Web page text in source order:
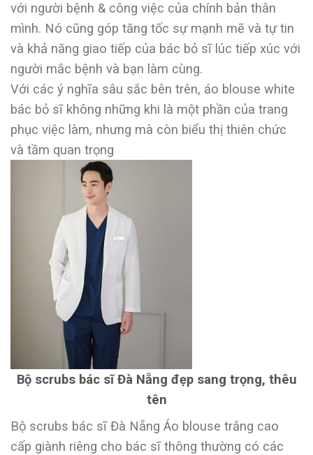
với người bệnh & công việc của chính bản thân
mình. Nó cũng góp tăng tốc sự mạnh mẽ và tự tin
và khả năng giao tiếp của bác bỏ sĩ lúc tiếp xúc với
người mắc bệnh và bạn làm cùng.
Với các ý nghĩa sâu sắc bên trên, áo blouse white
bác bỏ sĩ không những khi là một phần của trang
phục việc làm, nhưng mà còn biểu thị thiên chức
và tầm quan trọng
Bộ scrubs bác sĩ Đà Nẵng đẹp sang trọng, thêu
tên
Bộ scrubs bác sĩ Đà Nẵng Áo blouse trắng cao
cấp giành riêng cho bác sĩ thông thường có các